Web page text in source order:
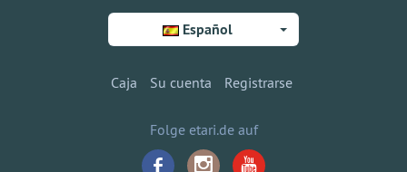
Español
Caja Su cuenta Registrarse
Folge etari.de auf